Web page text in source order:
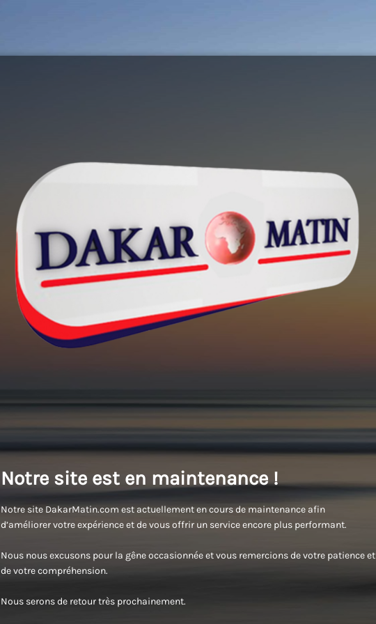
Notre site est en maintenance !
Notre site DakarMatin.com est actuellement en cours de maintenance afin
d’améliorer votre expérience et de vous offrir un service encore plus performant.
Nous nous excusons pour la gêne occasionnée et vous remercions de votre patience et
de votre compréhension.
Nous serons de retour très prochainement.